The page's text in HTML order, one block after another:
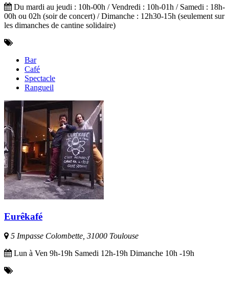
Du mardi au jeudi : 10h-00h / Vendredi : 10h-01h / Samedi : 18h-
00h ou 02h (soir de concert) / Dimanche : 12h30-15h (seulement sur
les dimanches de cantine solidaire)
Bar
Café
Spectacle
Rangueil
Eurêkafé
5 Impasse Colombette, 31000 Toulouse
Lun à Ven 9h-19h Samedi 12h-19h Dimanche 10h -19h